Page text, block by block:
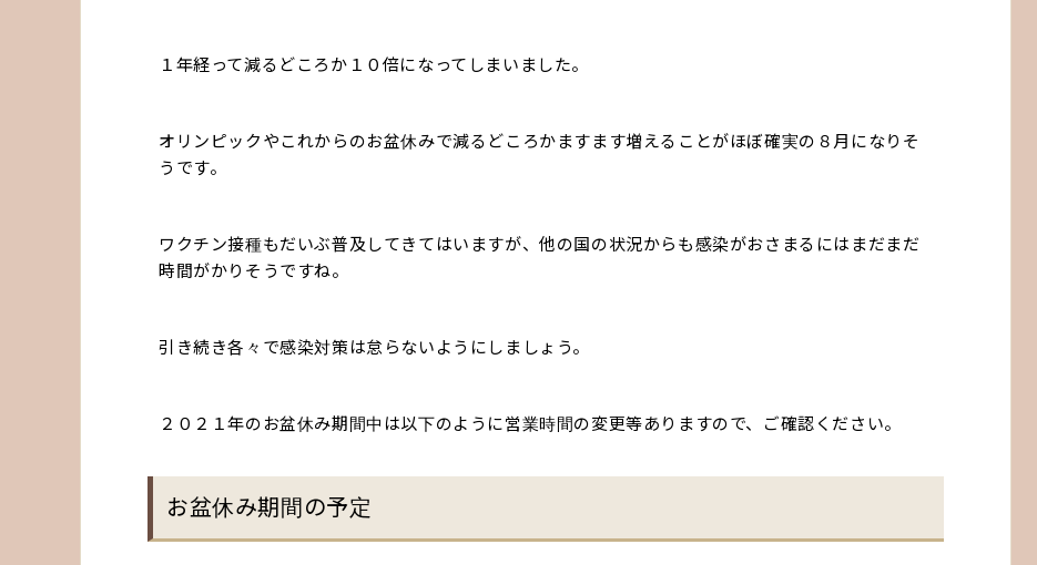
１年経って減るどころか１０倍になってしまいました。
オリンピックやこれからのお盆休みで減るどころかますます増えることがほぼ確実の８月になりそ
うです。
ワクチン接種もだいぶ普及してきてはいますが、他の国の状況からも感染がおさまるにはまだまだ
時間がかりそうですね。
引き続き各々で感染対策は怠らないようにしましょう。
２０２１年のお盆休み期間中は以下のように営業時間の変更等ありますので、ご確認ください。
お盆休み期間の予定